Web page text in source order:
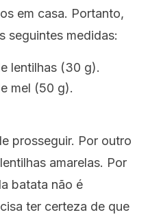
em casa. Portanto,
seguintes medidas:
lentilhas (30 g).
mel (50 g).
prosseguir. Por outro
amarelas. Por
batata não é
ter certeza de que